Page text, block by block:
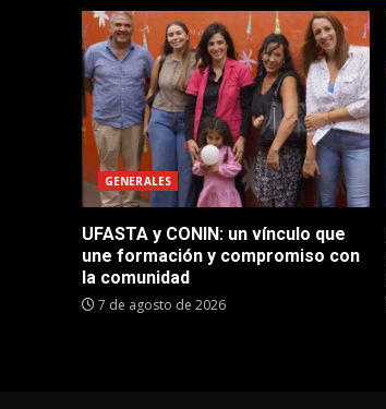
GENERALES
UFASTA y CONIN: un vínculo que
une formación y compromiso con
la comunidad
7 de agosto de 2026